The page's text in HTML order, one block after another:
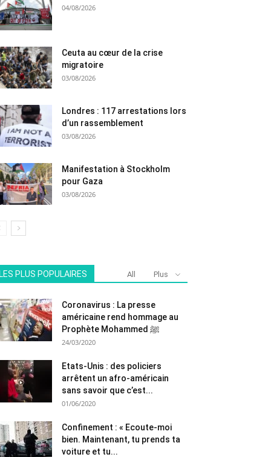
04/08/2026
Ceuta au cœur de la crise
migratoire
03/08/2026
Londres : 117 arrestations lors
d’un rassemblement
03/08/2026
Manifestation à Stockholm
pour Gaza
03/08/2026
LES PLUS POPULAIRES All Plus
Coronavirus : La presse
américaine rend hommage au
Prophète Mohammed ﷺ
24/03/2020
Etats-Unis : des policiers
arrêtent un afro-américain
sans savoir que c’est...
01/06/2020
Confinement : « Ecoute-moi
bien. Maintenant, tu prends ta
voiture et tu...